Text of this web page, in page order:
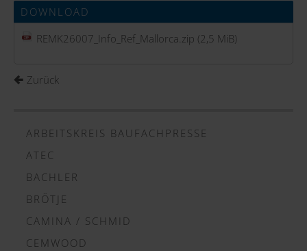
DOWNLOAD
REMK26007_Info_Ref_Mallorca.zip (2,5 MiB)
Zurück
ARBEITSKREIS BAUFACHPRESSE
ATEC
BACHLER
BRÖTJE
CAMINA / SCHMID
CEMWOOD